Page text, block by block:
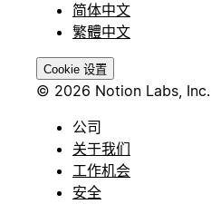
简体中文
繁體中文
Cookie 设置
© 2026 Notion Labs, Inc.
公司
关于我们
工作机会
安全